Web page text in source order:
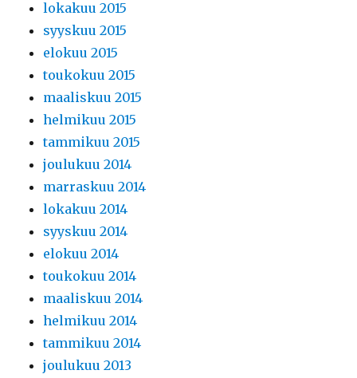
lokakuu 2015
syyskuu 2015
elokuu 2015
toukokuu 2015
maaliskuu 2015
helmikuu 2015
tammikuu 2015
joulukuu 2014
marraskuu 2014
lokakuu 2014
syyskuu 2014
elokuu 2014
toukokuu 2014
maaliskuu 2014
helmikuu 2014
tammikuu 2014
joulukuu 2013